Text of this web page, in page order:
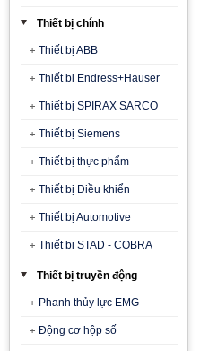
Thiết bị chính
Thiết bị ABB
Thiết bị Endress+Hauser
Thiết bị SPIRAX SARCO
Thiết bị Siemens
Thiết bị thực phẩm
Thiết bị Điều khiển
Thiết bị Automotive
Thiết bị STAD - COBRA
Thiết bị truyền động
Phanh thủy lực EMG
Động cơ hộp số